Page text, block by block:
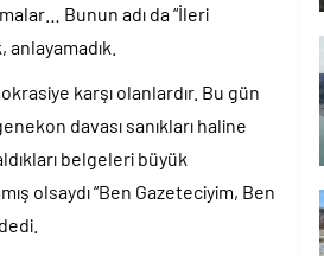
Bunun adı da “İleri
anlayamadık.
karşı olanlardır. Bu gün
davası sanıkları haline
belgeleri büyük
olsaydı “Ben Gazeteciyim, Ben